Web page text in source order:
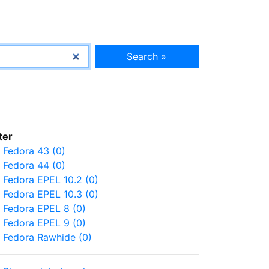
Search »
Fedora 43 (0)
Fedora 44 (0)
Fedora EPEL 10.2 (0)
Fedora EPEL 10.3 (0)
Fedora EPEL 8 (0)
Fedora EPEL 9 (0)
Fedora Rawhide (0)